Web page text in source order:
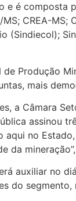
é composta
CREA-
(Sindiecol);
Produção
mais
a Câmara
assinou
no
da
auxiliar no
do segmento,